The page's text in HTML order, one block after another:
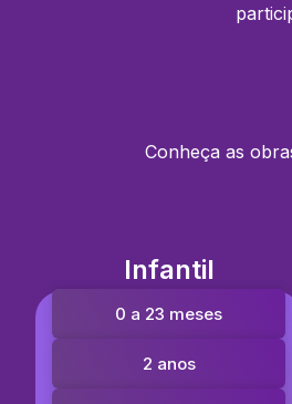
Conheça as
Infantil
0 a 23 meses
2 anos